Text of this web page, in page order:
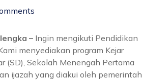
– Ingin mengikuti Pendidikan
menyediakan program Kejar
(SD), Sekolah Menengah Pertama
ijazah yang diakui oleh pemerintah